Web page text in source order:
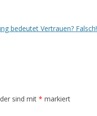
bedeutet Vertrauen? Falsch!
sind mit * markiert